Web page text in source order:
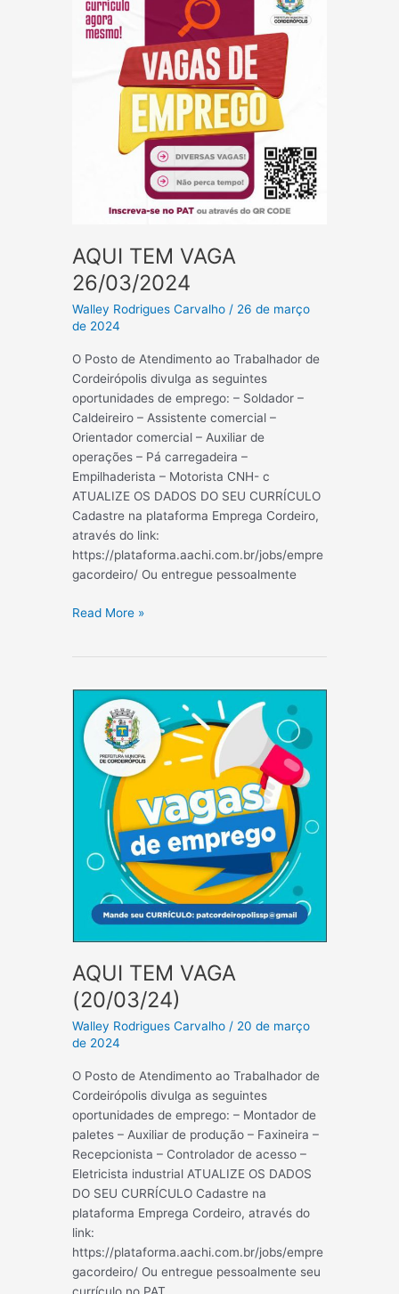
AQUI TEM VAGA
26/03/2024
Walley Rodrigues Carvalho / 26 de março
de 2024
O Posto de Atendimento ao Trabalhador de
Cordeirópolis divulga as seguintes
oportunidades de emprego: – Soldador –
Caldeireiro – Assistente comercial –
Orientador comercial – Auxiliar de
operações – Pá carregadeira –
Empilhaderista – Motorista CNH- c
ATUALIZE OS DADOS DO SEU CURRÍCULO
Cadastre na plataforma Emprega Cordeiro,
através do link:
https://plataforma.aachi.com.br/jobs/empre
gacordeiro/ Ou entregue pessoalmente
AQUI
Read More »
AQUI TEM VAGA
(20/03/24)
Walley Rodrigues Carvalho / 20 de março
de 2024
O Posto de Atendimento ao Trabalhador de
Cordeirópolis divulga as seguintes
oportunidades de emprego: – Montador de
paletes – Auxiliar de produção – Faxineira –
Recepcionista – Controlador de acesso –
Eletricista industrial ATUALIZE OS DADOS
DO SEU CURRÍCULO Cadastre na
plataforma Emprega Cordeiro, através do
link:
https://plataforma.aachi.com.br/jobs/empre
gacordeiro/ Ou entregue pessoalmente seu